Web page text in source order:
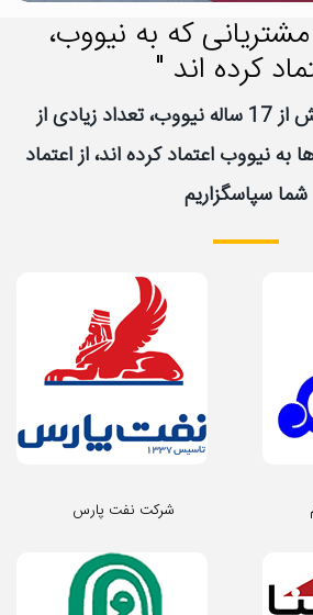
که به نیووب،
کرده اند "
در طول فعالیت بیش از 17 ساله نیووب، تعداد زیادی از
نیووب اعتماد کرده اند، از اعتماد
شما سپاسگزاریم
شرکت نفت پارس